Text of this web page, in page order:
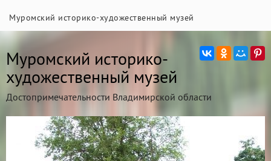
Муромский историко-художественный музей
Муромский историко-
художественный музей
Достопримечательности Владимирской области